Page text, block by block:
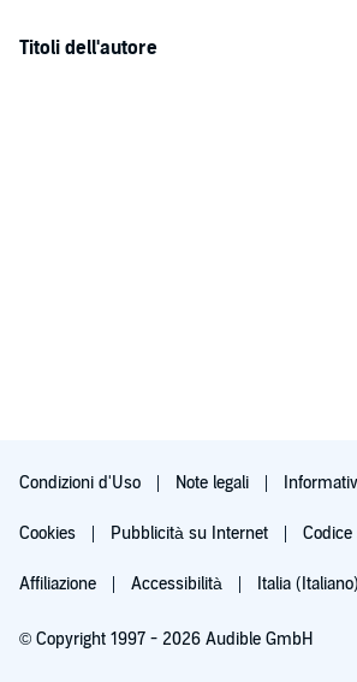
Titoli dell'autore
Condizioni d'Uso Note legali
Cookies Pubblicità su Internet
Affiliazione Accessibilità Italia (Italiano)
© Copyright 1997 - 2026 Audible GmbH